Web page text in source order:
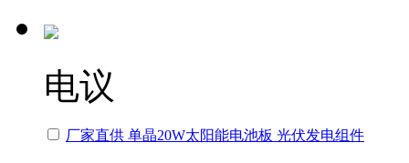
电议
厂家直供 单晶20W太阳能电池板 光伏发电组件